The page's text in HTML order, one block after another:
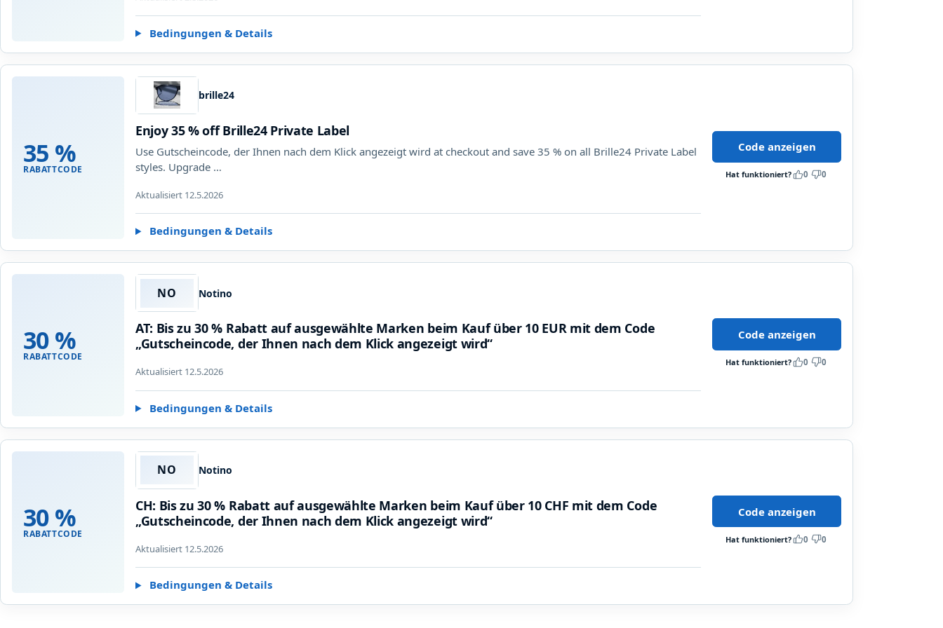
Bedingungen & Details
35 %
RABATTCODE
brille24
Enjoy 35 % off Brille24 Private Label
Use Gutscheincode, der Ihnen nach dem Klick angezeigt wird at checkout and save 35 % on all Brille24 Private Label
styles. Upgrade …
Aktualisiert 12.5.2026
Bedingungen & Details
Code anzeigen
Hat funktioniert? 0 0
30 %
RABATTCODE
NO Notino
AT: Bis zu 30 % Rabatt auf ausgewählte Marken beim Kauf über 10 EUR mit dem Code
„Gutscheincode, der Ihnen nach dem Klick angezeigt wird“
Aktualisiert 12.5.2026
Bedingungen & Details
Code anzeigen
Hat funktioniert? 0 0
30 %
RABATTCODE
NO Notino
CH: Bis zu 30 % Rabatt auf ausgewählte Marken beim Kauf über 10 CHF mit dem Code
„Gutscheincode, der Ihnen nach dem Klick angezeigt wird“
Aktualisiert 12.5.2026
Bedingungen & Details
Code anzeigen
Hat funktioniert? 0 0